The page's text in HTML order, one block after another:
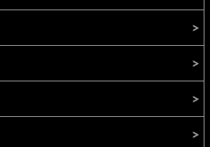
ーなどにも取り付けられます。